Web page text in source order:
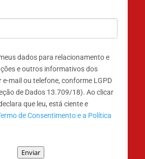
dados para relacionamento e
e outros informativos dos
e-mail ou telefone, conforme LGPD
de Dados 13.709/18). Ao clicar
que leu, está ciente e
de Consentimento e a Política
Enviar